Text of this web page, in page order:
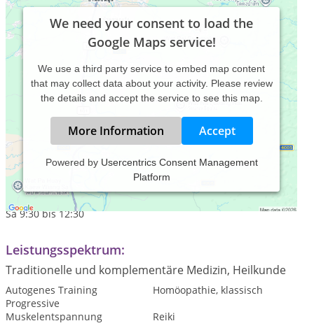
We need your consent to load the
Google Maps service!
We use a third party service to embed map content
that may collect data about your activity. Please review
the details and accept the service to see this map.
More Information Accept
Powered by Usercentrics Consent Management
Platform
Praxiszeiten:
Mo - Fr 9:30 - 13:30 und 17:30 - 19:30;
Sa 9:30 bis 12:30
Leistungsspektrum:
Traditionelle und komplementäre Medizin, Heilkunde
Autogenes Training
Homöopathie, klassisch
Progressive
Muskelentspannung
Reiki